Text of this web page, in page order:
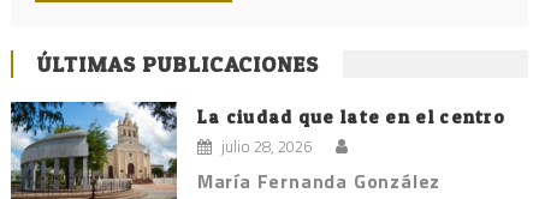
ÚLTIMAS PUBLICACIONES
La ciudad que late en el centro
julio 28, 2026
María Fernanda González